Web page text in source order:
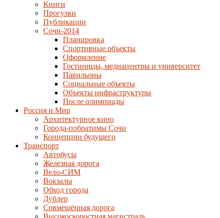
Книги
Прогулки
Публикации
Сочи-2014
Планировка
Спортивные объекты
Оформление
Гостиницы, медиацентры и университет
Павильоны
Социальные объекты
Объекты инфраструктуры
После олимпиады
Россия и Мир
Архитектурное кино
Города-побратимы Сочи
Концепции будущего
Транспорт
Автобусы
Железная дорога
Вело-СИМ
Вокзалы
Обход города
Дублер
Совмещённая дорога
Высокоскоростная магистраль